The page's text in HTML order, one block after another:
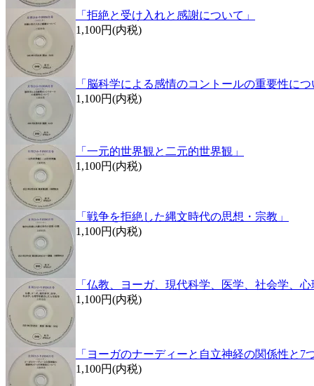
「拒絶と受け入れと感謝について」
1,100円(内税)
「脳科学による感情のコントールの重要性に
1,100円(内税)
「一元的世界観と二元的世界観」
1,100円(内税)
「戦争を拒絶した縄文時代の思想・宗教」
1,100円(内税)
「仏教、ヨーガ、現代科学、医学、社会学、
1,100円(内税)
「ヨーガのナーディーと自立神経の関係性と7
1,100円(内税)